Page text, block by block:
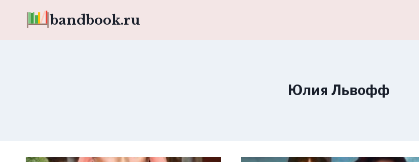
bandbook.ru
Юлия Львофф